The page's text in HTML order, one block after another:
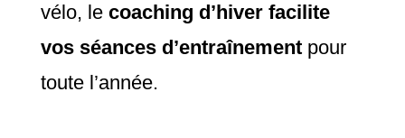
vélo, le coaching d’hiver facilite
vos séances d’entraînementpour
toute l’année.